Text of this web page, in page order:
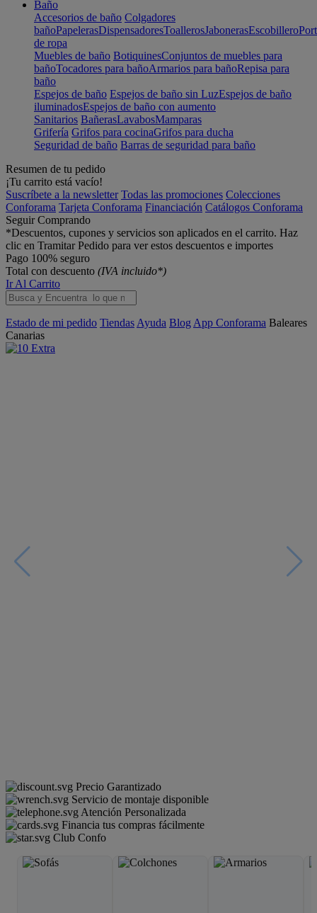
Baño
Accesorios de baño Colgadores
bañoPapelerasDispensadoresToallerosJabonerasEscobillero
de ropa
Muebles de baño BotiquinesConjuntos de muebles para
bañoTocadores para bañoArmarios para bañoRepisa para
baño
Espejos de baño Espejos de baño sin LuzEspejos de baño
iluminadosEspejos de baño con aumento
Sanitarios BañerasLavabosMamparas
Grifería Grifos para cocinaGrifos para ducha
Seguridad de baño Barras de seguridad para baño
Resumen de tu pedido
¡Tu carrito está vacío!
Suscríbete a la newsletter Todas las promociones Colecciones
Conforama Tarjeta Conforama Financiación Catálogos Conforama
Seguir Comprando
*Descuentos, cupones y servicios son aplicados en el carrito. Haz
clic en Tramitar Pedido para ver estos descuentos e importes
Pago 100% seguro
Total con descuento (IVA incluido*)
Ir Al Carrito
Estado de mi pedido Tiendas Ayuda Blog App Conforama Baleares
Canarias
Precio Garantizado
Servicio de montaje disponible
Atención Personalizada
Financia tus compras fácilmente
Club Confo